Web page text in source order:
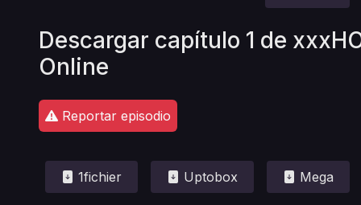
Descargar capítulo 1 de
Online
Reportar episodio
1fichier Uptobox Mega